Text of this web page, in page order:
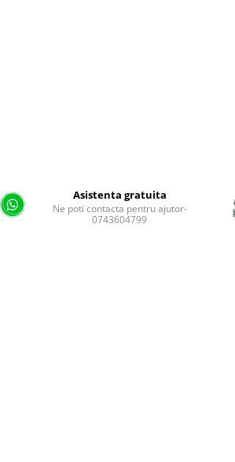
Asistenta gratuita
Ne poti contacta pentru ajutor-
0743604799